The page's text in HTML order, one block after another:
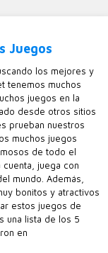
Juegos
los mejores y
tenemos muchos
juegos en la
desde otros sitios
prueban nuestros
muchos juegos
de todo el
juega con
mundo. Además,
bonitos y atractivos
estos juegos de
una lista de los 5
en